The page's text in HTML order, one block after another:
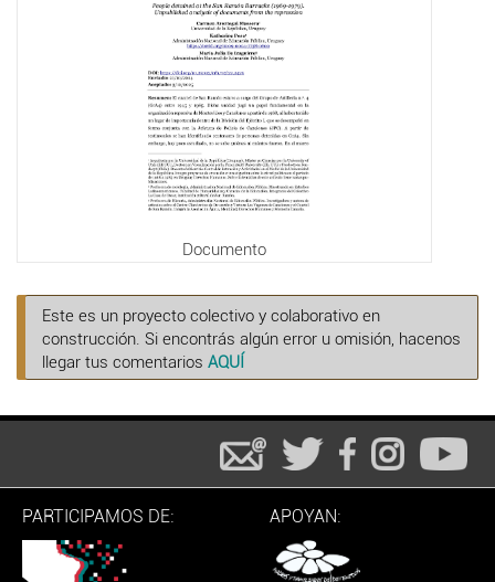
Documento
Este es un proyecto colectivo y colaborativo en
construcción. Si encontrás algún error u omisión, hacenos
llegar tus comentarios AQUÍ
PARTICIPAMOS DE: APOYAN: